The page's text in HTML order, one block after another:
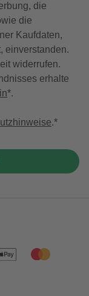
die
die
Kaufdaten,
einverstanden.
widerrufen.
erhalte
*.
.